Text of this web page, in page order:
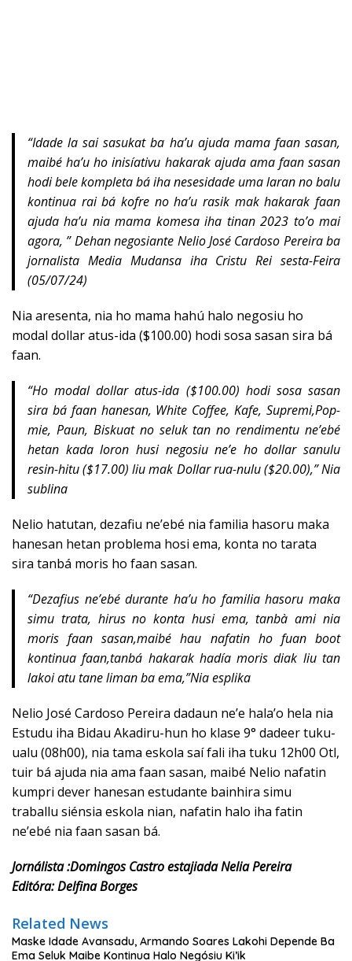
“Idade la sai sasukat ba ha’u ajuda mama faan sasan,
maibé ha’u ho inisíativu hakarak ajuda ama faan sasan
hodi bele kompleta bá iha nesesidade uma laran no balu
kontinua rai bá kofre no ha’u rasik mak hakarak faan
ajuda ha’u nia mama komesa iha tinan 2023 to’o mai
agora, ” Dehan negosiante Nelio José Cardoso Pereira ba
jornalista Media Mudansa iha Cristu Rei sesta-Feira
(05/07/24)
Nia aresenta, nia ho mama hahú halo negosiu ho
modal dollar atus-ida ($100.00) hodi sosa sasan sira bá
faan.
“Ho modal dollar atus-ida ($100.00) hodi sosa sasan
sira bá faan hanesan, White Coffee, Kafe, Supremi,Pop-
mie, Paun, Biskuat no seluk tan no rendimentu ne’ebé
hetan kada loron husi negosiu ne’e ho dollar sanulu
resin-hitu ($17.00) liu mak Dollar rua-nulu ($20.00),” Nia
sublina
Nelio hatutan, dezafiu ne’ebé nia familia hasoru maka
hanesan hetan problema hosi ema, konta no tarata
sira tanbá moris ho faan sasan.
“Dezafius ne’ebé durante ha’u ho familia hasoru maka
simu trata, hirus no konta husi ema, tanbà ami nia
moris faan sasan,maibé hau nafatin ho fuan boot
kontinua faan,tanbá hakarak hadía moris diak liu tan
lakoi atu tane liman ba ema,”Nia esplika
Nelio José Cardoso Pereira dadaun ne’e hala’o hela nia
Estudu iha Bidau Akadiru-hun ho klase 9° dadeer tuku-
ualu (08h00), nia tama eskola saí fali iha tuku 12h00 Otl,
tuir bá ajuda nia ama faan sasan, maibé Nelio nafatin
kumpri dever hanesan estudante bainhira simu
traballu siénsia eskola nian, nafatin halo iha fatin
ne’ebé nia faan sasan bá.
Jornálista :Domingos Castro estajiada Nelia Pereira
Editóra: Delfina Borges
Related News
Maske Idade Avansadu, Armando Soares Lakohi Depende Ba
Ema Seluk Maibe Kontinua Halo Negósiu Ki’ik